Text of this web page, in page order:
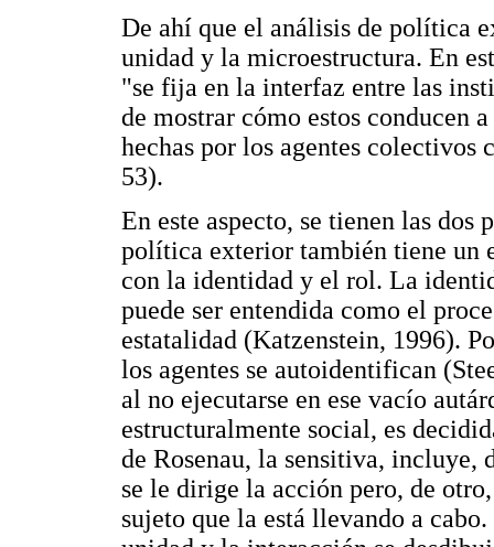
De ahí que el análisis de política
unidad y la microestructura. En
"se fija en la interfaz entre las
de mostrar cómo estos conducen
hechas por los agentes colectivos
53).
En este aspecto, se tienen las dos
política exterior también tiene un
con la identidad y el rol. La
puede ser entendida como el
estatalidad (Katzenstein, 1996).
los agentes se autoidentifican
al no ejecutarse en ese vacío
estructuralmente social, es
de Rosenau, la sensitiva, incluye,
se le dirige la acción pero, de
sujeto que la está llevando a